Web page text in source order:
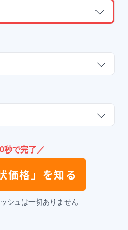
秒で完了／
価格」を知る
シュは一切ありません